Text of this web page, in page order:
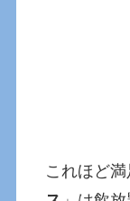
これほど